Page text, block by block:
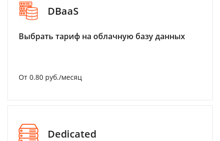
DBaaS
Выбрать тариф на облачную базу данных
От 0.80 руб./месяц
Dedicated